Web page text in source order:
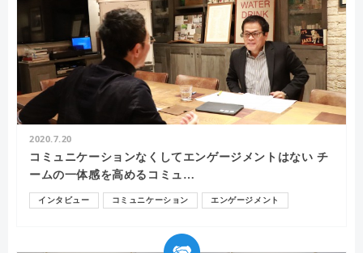
2020.7.20
コミュニケーションなくしてエンゲージメントはない チ
ームの一体感を高めるコミュ…
インタビュー コミュニケーション エンゲージメント